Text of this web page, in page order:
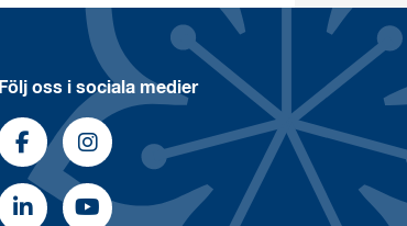
Följ oss i sociala medier